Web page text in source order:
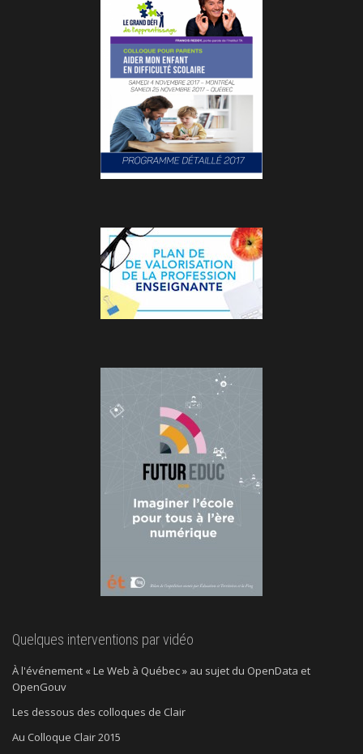
Quelques interventions par vidéo
À l'événement « Le Web à Québec » au sujet du OpenData et
OpenGouv
Les dessous des colloques de Clair
Au Colloque Clair 2015